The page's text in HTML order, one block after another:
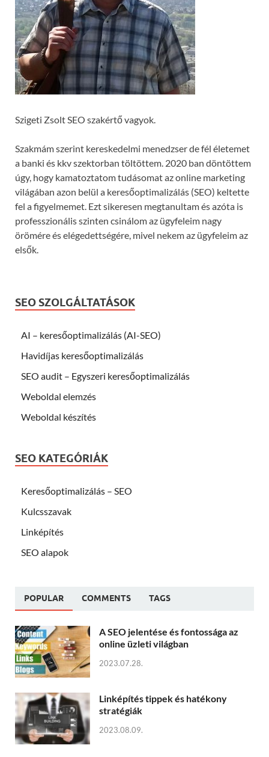
Szigeti Zsolt SEO szakértő vagyok.
Szakmám szerint kereskedelmi menedzser de fél életemet
a banki és kkv szektorban töltöttem. 2020 ban döntöttem
úgy, hogy kamatoztatom tudásomat az online marketing
világában azon belül a keresőoptimalizálás (SEO) keltette
fel a figyelmemet. Ezt sikeresen megtanultam és azóta is
professzionális szinten csinálom az ügyfeleim nagy
örömére és elégedettségére, mivel nekem az ügyfeleim az
elsők.
SEO SZOLGÁLTATÁSOK
AI – keresőoptimalizálás (AI-SEO)
Havidíjas keresőoptimalizálás
SEO audit – Egyszeri keresőoptimalizálás
Weboldal elemzés
Weboldal készítés
SEO KATEGÓRIÁK
Keresőoptimalizálás – SEO
Kulcsszavak
Linképítés
SEO alapok
POPULAR COMMENTS TAGS
A SEO jelentése és fontossága az
online üzleti világban
2023.07.28.
Linképítés tippek és hatékony
stratégiák
2023.08.09.